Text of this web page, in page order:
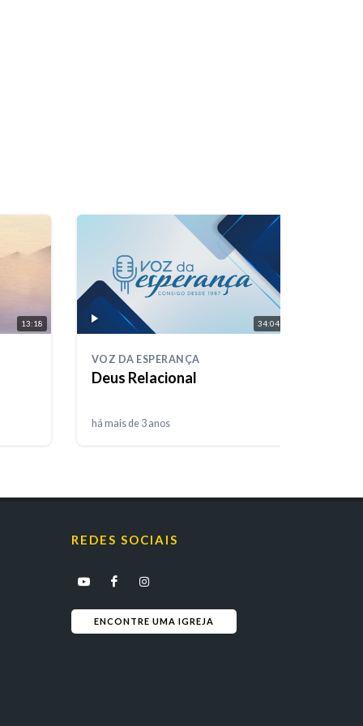
13:18 34:04
VOZ DA ESPERANÇA
Deus Relacional
há mais de 3 anos
REDES SOCIAIS
ENCONTRE UMA IGREJA